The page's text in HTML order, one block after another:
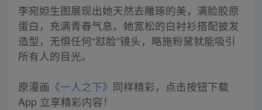
李宛妲生图展现出她天然去雕琢的美，满脸胶原
蛋白，充满青春气息。她宽松的白衬衫搭配披发
造型，无惧任何“怼脸”镜头，略施粉黛就能吸引
所有人的目光。
原漫画 《一人之下》 同样精彩，点击按钮下载
App 立享精彩内容！